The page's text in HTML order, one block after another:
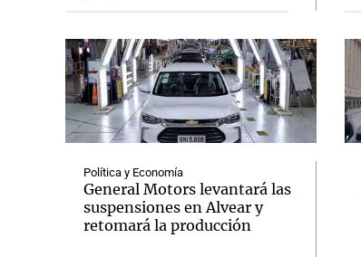
Política y Economía
General Motors levantará las
suspensiones en Alvear y
retomará la producción